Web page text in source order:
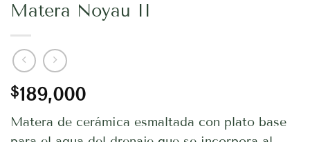
Matera Noyau II
$189,000
Matera de cerámica esmaltada con plato base